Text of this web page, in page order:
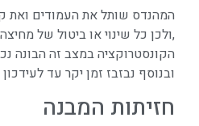
המהנדס שותל את העמודים ואת
,ולכן כל שינוי או ביטול של
הקונסטרוקציה במצב זה הבונה
ובנוסף נבזבז זמן יקר עד
חזיתות המבנה